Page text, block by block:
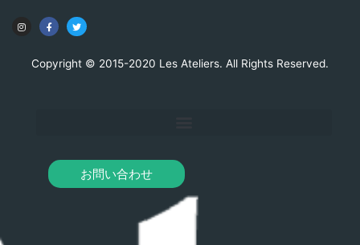
Copyright © 2015-2020 Les Ateliers. All Rights Reserved.
お問い合わせ